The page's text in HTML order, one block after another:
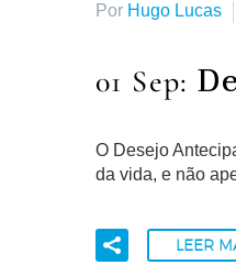
Por Hugo Lucas
01 Sep:
O Desejo
da vida, e não
LEER